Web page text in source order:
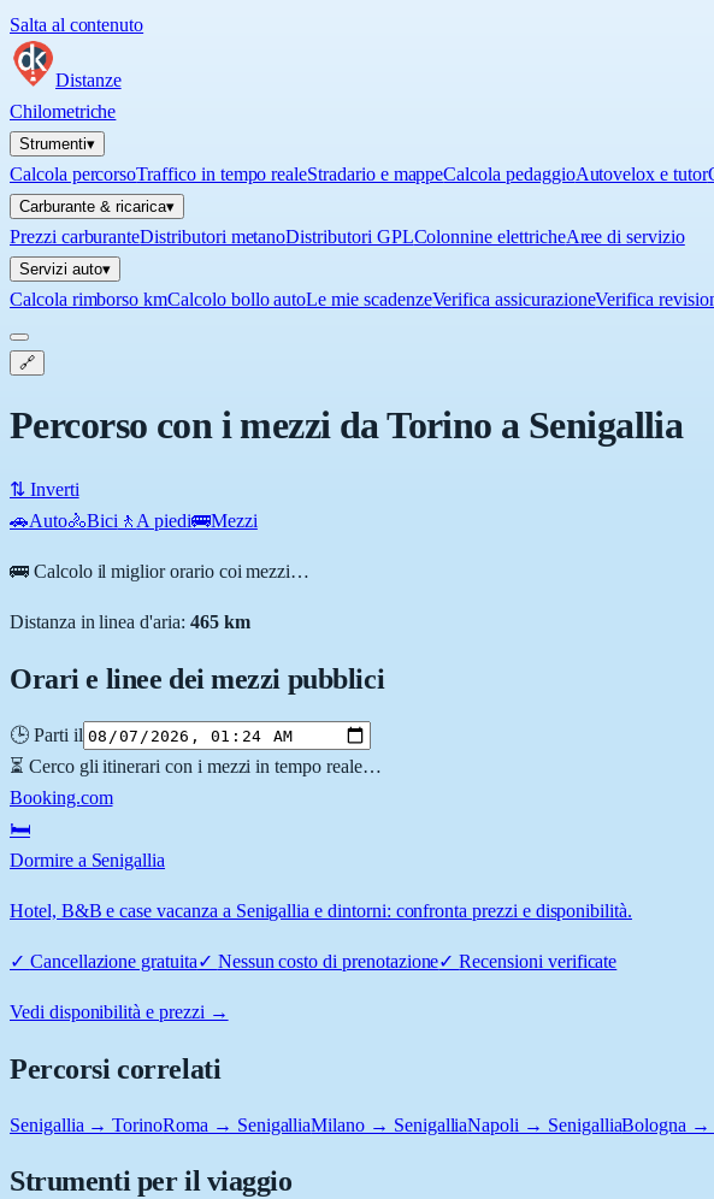
Salta al contenuto
Distanze
Chilometriche
Strumenti▾
Calcola percorsoTraffico in tempo realeStradario e mappeCalcola pedaggioAutovelox e tutor
Carburante & ricarica▾
Prezzi carburanteDistributori metanoDistributori GPLColonnine elettricheAree di servizio
Servizi auto▾
Calcola rimborso kmCalcolo bollo autoLe mie scadenzeVerifica assicurazioneVerifica
🔗
Percorso con i mezzi da Torino a Senigallia
⇅ Inverti
🚗Auto🚴Bici 🚶 A piedi🚌Mezzi
🚌 Calcolo il miglior orario coi mezzi…
Distanza in linea d'aria: 465km
Orari e linee dei mezzi pubblici
🕒 Parti il
⏳ Cerco gli itinerari con i mezzi in tempo reale…
Booking.com
🛏️
Dormire a Senigallia
Hotel, B&B e case vacanza a Senigallia e dintorni: confronta prezzi e disponibilità.
✓ Cancellazione gratuita✓ Nessun costo di prenotazione✓Recensioni verificate
Vedi disponibilità e prezzi →
Percorsi correlati
Senigallia → TorinoRoma → SenigalliaMilano → SenigalliaNapoli → SenigalliaBologna →
Strumenti per il viaggio